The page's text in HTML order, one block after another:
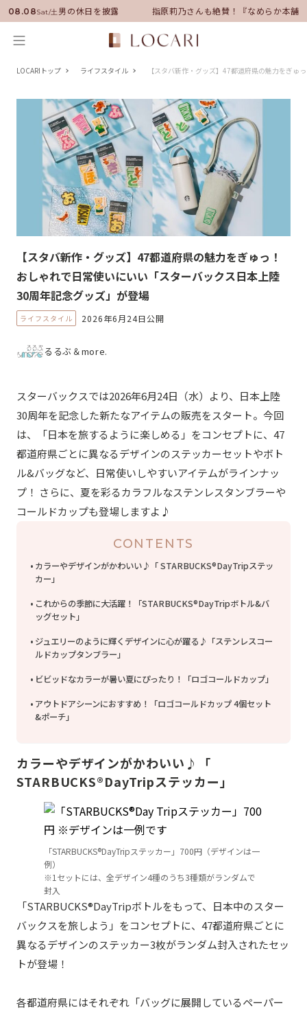
08.08Sat/土
就任！いい男の休日を披露 指原莉乃さんも絶賛！『なめらか本舗
LOCARIトップ ライフスタイル 【スタバ新作・グッズ】47都道府県の魅力をぎ
【スタバ新作・グッズ】47都道府県の魅力をぎゅっ！
おしゃれで日常使いにいい「スターバックス日本上陸
30周年記念グッズ」が登場
ライフスタイル 2026年6月24日公開
るるぶ＆more.
スターバックスでは2026年6月24日（水）より、日本上陸
30周年を記念した新たなアイテムの販売をスタート。今回
は、「日本を旅するように楽しめる」をコンセプトに、47
都道府県ごとに異なるデザインのステッカーセットやボト
ル&バッグなど、日常使いしやすいアイテムがラインナッ
プ！ さらに、夏を彩るカラフルなステンレスタンブラーや
コールドカップも登場しますよ♪
CONTENTS
カラーやデザインがかわいい♪「 STARBUCKS®DayTripステッ
カー」
これからの季節に大活躍！「STARBUCKS®DayTripボトル&バ
ッグセット」
ジュエリーのように輝くデザインに心が躍る♪「ステンレスコー
ルドカップタンブラー」
ビビッドなカラーが暑い夏にぴったり！「ロゴコールドカップ」
アウトドアシーンにおすすめ！「ロゴコールドカップ 4個セット
&ポーチ」
カラーやデザインがかわいい♪「
STARBUCKS®DayTripステッカー」
「STARBUCKS®DayTripステッカー」700円（デザインは一
例）
※1セットには、全デザイン4種のうち3種類がランダムで
封入
「STARBUCKS®DayTripボトルをもって、日本中のスター
バックスを旅しよう」をコンセプトに、47都道府県ごとに
異なるデザインのステッカー3枚がランダム封入されたセッ
トが登場！
各都道府県にはそれぞれ「バッグに展開しているペーパー